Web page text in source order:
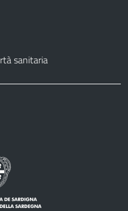
sanitaria